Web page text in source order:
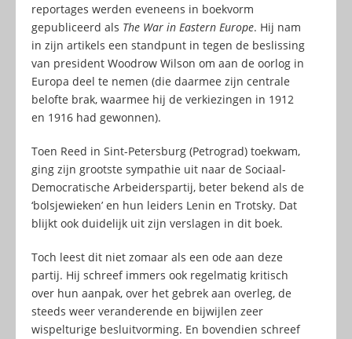
reportages werden eveneens in boekvorm
gepubliceerd als The War in Eastern Europe. Hij nam
in zijn artikels een standpunt in tegen de beslissing
van president Woodrow Wilson om aan de oorlog in
Europa deel te nemen (die daarmee zijn centrale
belofte brak, waarmee hij de verkiezingen in 1912
en 1916 had gewonnen).
Toen Reed in Sint-Petersburg (Petrograd) toekwam,
ging zijn grootste sympathie uit naar de Sociaal-
Democratische Arbeiderspartij, beter bekend als de
‘bolsjewieken’ en hun leiders Lenin en Trotsky. Dat
blijkt ook duidelijk uit zijn verslagen in dit boek.
Toch leest dit niet zomaar als een ode aan deze
partij. Hij schreef immers ook regelmatig kritisch
over hun aanpak, over het gebrek aan overleg, de
steeds weer veranderende en bijwijlen zeer
wispelturige besluitvorming. En bovendien schreef